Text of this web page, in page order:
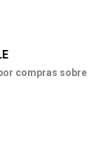
compras sobre